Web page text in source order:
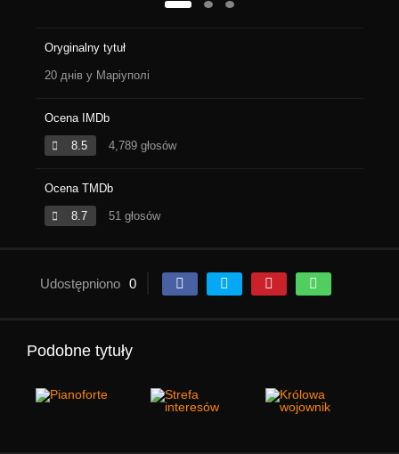
Oryginalny tytuł
20 днів у Маріуполі
Ocena IMDb
8.5 4,789 głosów
Ocena TMDb
8.7 51 głosów
Udostępniono 0
Podobne tytuły